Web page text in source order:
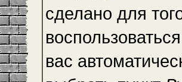
сделано для
вас